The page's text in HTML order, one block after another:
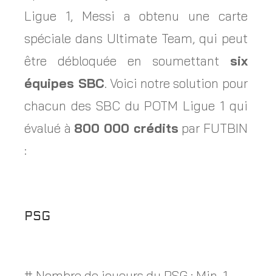
Ligue 1, Messi a obtenu une carte
spéciale dans Ultimate Team, qui peut
être débloquée en soumettant six
équipes SBC. Voici notre solution pour
chacun des SBC du POTM Ligue 1 qui
évalué à 800 000 crédits par FUTBIN
:
PSG